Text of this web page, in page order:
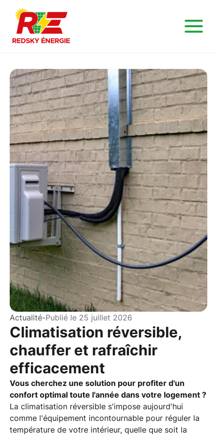
Actualité-Publié le 25 juillet 2026
Climatisation réversible,
chauffer et rafraîchir
efficacement
Vous cherchez une solution pour profiter d'un
confort optimal toute l'année dans votre logement ?
La climatisation réversible s'impose aujourd'hui
comme l'équipement incontournable pour réguler la
température de votre intérieur, quelle que soit la